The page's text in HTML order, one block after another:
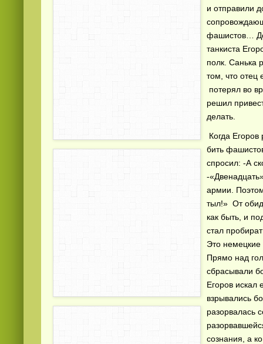
и отправили
фашистов…
танкиста
полк. Санька
том, что отец
потерял во
решил
делать.
Когда
бить
спросил: -А
-
армии.
тыл!» От
как быть, и
стал
Это немецкие
Прямо над
сбрасывали
Егоров искал
взрывались
разорвалась
сознания, а